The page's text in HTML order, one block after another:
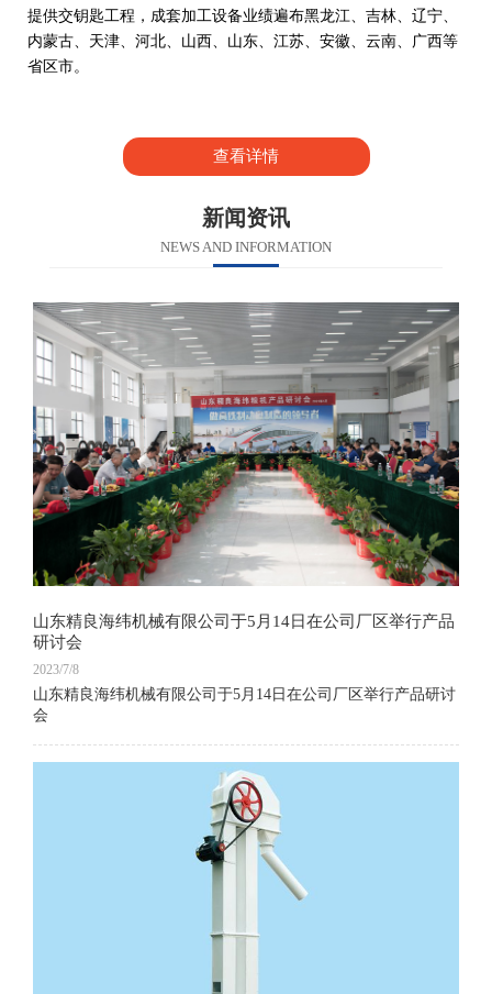
提供交钥匙工程，成套加工设备业绩遍布黑龙江、吉林、辽宁、
内蒙古、天津、河北、山西、山东、江苏、安徽、云南、广西等
省区市。
查看详情
新闻资讯
NEWS AND INFORMATION
山东精良海纬机械有限公司于5月14日在公司厂区举行产品
研讨会
2023/7/8
山东精良海纬机械有限公司于5月14日在公司厂区举行产品研讨
会